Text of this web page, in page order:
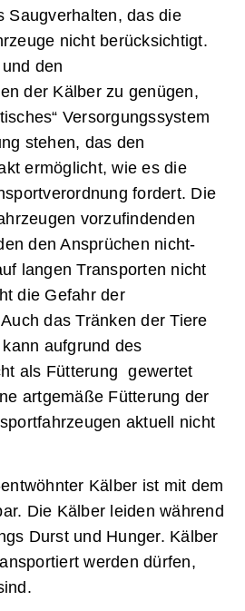
Saugverhalten, das die
nicht berücksichtigt.
den
der Kälber zu genügen,
Versorgungssystem
stehen, das den
ermöglicht, wie es die
fordert. Die
vorzufindenden
den Ansprüchen nicht-
langen Transporten nicht
die Gefahr der
das Tränken der Tiere
aufgrund des
als Fütterung gewertet
artgemäße Fütterung der
aktuell nicht
Kälber ist mit dem
Die Kälber leiden während
Durst und Hunger. Kälber
werden dürfen,